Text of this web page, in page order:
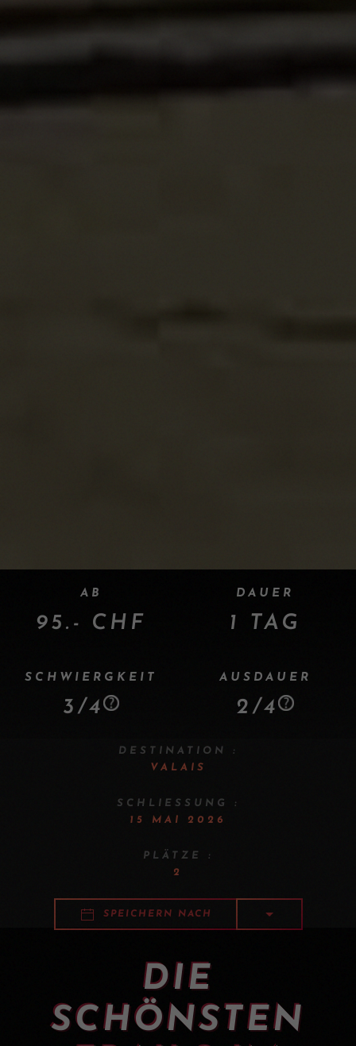
AB
95.- CHF
DAUER
1 TAG
SCHWIERGKEIT
3/4
AUSDAUER
2/4
DESTINATION :
VALAIS
SCHLIESSUNG :
15 MAI 2026
PLÄTZE :
2
SPEICHERN NACH
DIE
SCHÖNSTEN